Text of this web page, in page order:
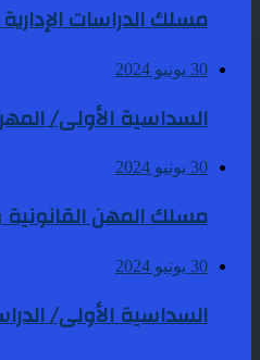
مسلك الدراسات
30 يونيو 2024
السداسية الأولى/
30 يونيو 2024
مسلك المهن القانونية
30 يونيو 2024
السداسية الأولى/